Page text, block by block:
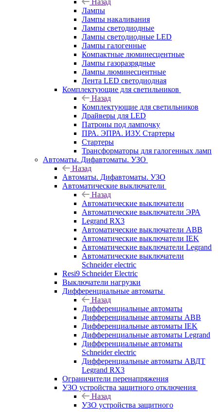
Лампы
Лампы накаливания
Лампы светодиодные
Лампы светодиодные LED
Лампы галогенные
Компактные люминесцентные
Лампы газоразрядные
Лампы люминесцентные
Лента LED светодиодная
Комплектующие для светильников
Назад
Комплектующие для светильников
Драйверы для LED
Патроны под лампочку
ПРА. ЭПРА. ИЗУ. Стартеры
Стартеры
Трансформаторы для галогенных ламп
Автоматы. Дифавтоматы. УЗО
Назад
Автоматы. Дифавтоматы. УЗО
Автоматические выключатели
Назад
Автоматические выключатели
Автоматические выключатели ЭРА
Legrand RX3
Автоматические выключатели ABB
Автоматические выключатели IEK
Автоматические выключатели Legrand
Автоматические выключатели
Schneider electric
Resi9 Schneider Electric
Выключатели нагрузки
Дифференциальные автоматы
Назад
Дифференциальные автоматы
Дифференциальные автоматы ABB
Дифференциальные автоматы IEK
Дифференциальные автоматы Legrand
Дифференциальные автоматы
Schneider electric
Дифференциальные автоматы АВДТ
Legrand RX3
Ограничители перенапряжения
УЗО устройства защитного отключения
Назад
УЗО устройства защитного